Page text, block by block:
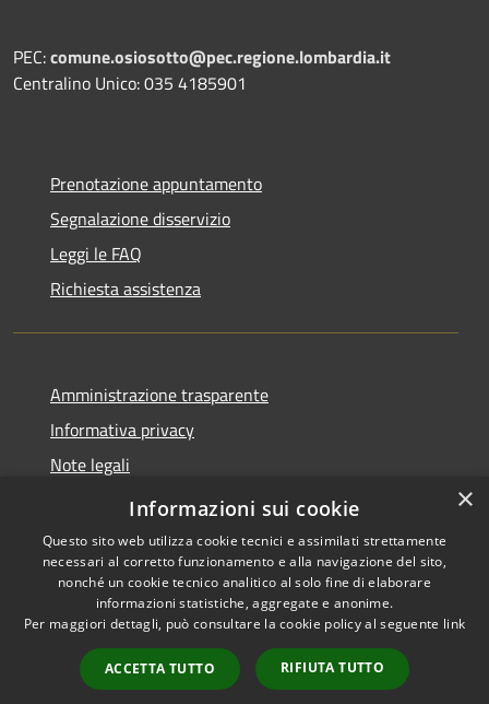
PEC:comune.osiosotto@pec.regione.lombardia.it
Centralino Unico: 035 4185901
Prenotazione appuntamento
Segnalazione disservizio
Leggi le FAQ
Richiesta assistenza
Amministrazione trasparente
Informativa privacy
Note legali
Dichiarazione di accessibilità 2025
Accessibilità
Copyright © 2026 • Comune di
Osio Sotto • Powered by
Municipium•
Accesso
redazione
×
Informazioni sui cookie
Questo sito web utilizza cookie tecnici e assimilati strettamente
necessari al corretto funzionamento e alla navigazione del sito,
nonché un cookie tecnico analitico al solo fine di elaborare
informazioni statistiche, aggregate e anonime.
Per maggiori dettagli, può consultare la cookie policy al seguente link
ACCETTA TUTTO RIFIUTA TUTTO